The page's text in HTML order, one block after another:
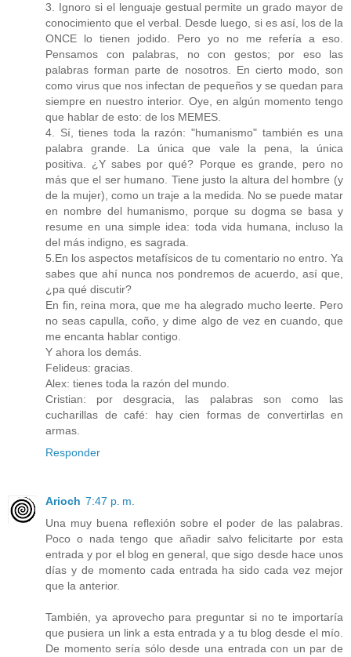
3. Ignoro si el lenguaje gestual permite un grado mayor de
conocimiento que el verbal. Desde luego, si es así, los de la
ONCE lo tienen jodido. Pero yo no me refería a eso.
Pensamos con palabras, no con gestos; por eso las
palabras forman parte de nosotros. En cierto modo, son
como virus que nos infectan de pequeños y se quedan para
siempre en nuestro interior. Oye, en algún momento tengo
que hablar de esto: de los MEMES.
4. Sí, tienes toda la razón: "humanismo" también es una
palabra grande. La única que vale la pena, la única
positiva. ¿Y sabes por qué? Porque es grande, pero no
más que el ser humano. Tiene justo la altura del hombre (y
de la mujer), como un traje a la medida. No se puede matar
en nombre del humanismo, porque su dogma se basa y
resume en una simple idea: toda vida humana, incluso la
del más indigno, es sagrada.
5.En los aspectos metafísicos de tu comentario no entro. Ya
sabes que ahí nunca nos pondremos de acuerdo, así que,
¿pa qué discutir?
En fin, reina mora, que me ha alegrado mucho leerte. Pero
no seas capulla, coño, y dime algo de vez en cuando, que
me encanta hablar contigo.
Y ahora los demás.
Felideus: gracias.
Alex: tienes toda la razón del mundo.
Cristian: por desgracia, las palabras son como las
cucharillas de café: hay cien formas de convertirlas en
armas.
Responder
Arioch 7:47 p. m.
Una muy buena reflexión sobre el poder de las palabras.
Poco o nada tengo que añadir salvo felicitarte por esta
entrada y por el blog en general, que sigo desde hace unos
días y de momento cada entrada ha sido cada vez mejor
que la anterior.
También, ya aprovecho para preguntar si no te importaría
que pusiera un link a esta entrada y a tu blog desde el mío.
De momento sería sólo desde una entrada con un par de